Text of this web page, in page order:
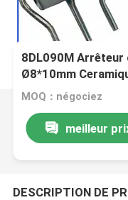
8DL090M Arrêteur
Ø8*10mm
MOQ：négociez
meilleur
DESCRIPTION DE